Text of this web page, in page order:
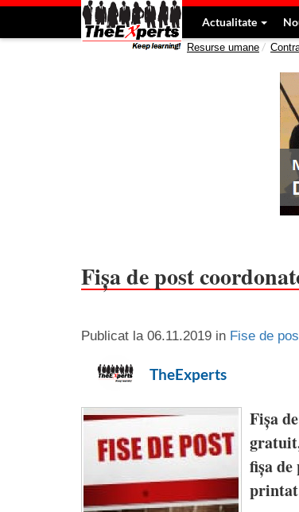
Actualitate
Resurse umane
Fișa de post
Publicat la 06.11.2019 in Fise de
TheExperts
Fișa
fișa de